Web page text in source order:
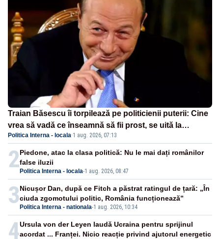
Traian Băsescu îi torpilează pe politicienii puterii: Cine
vrea să vadă ce înseamnă să fii prost, se uită la
România
Politica Interna - locala·1 aug. 2026, 07:13
2Politica Interna - locala-1 aug. 2026, 08:47
Piedone, atac la clasa politică: Nu le mai dați românilor
false iluzii
3Politica Interna - nationala-1 aug. 2026, 10:34
Nicușor Dan, după ce Fitch a păstrat ratingul de țară: „În
ciuda zgomotului politic, România funcționează”
4Ursula von der Leyen laudă Ucraina pentru sprijinul
acordat ... Franței. Nicio reacție privind ajutorul energetic